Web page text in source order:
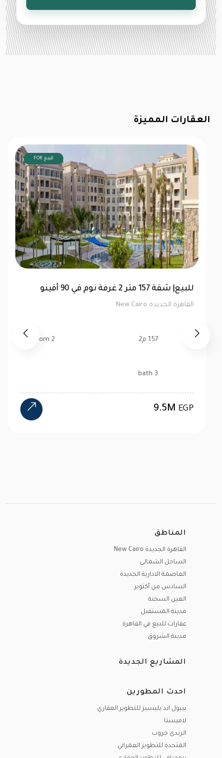
العقارات المميزة
FOR للبيع
توين هاوس 520 متر للبيع في ماونتن فيو هايد
بارك | كاش
المناطق
القاهرة الجديدة New Cairo
الساحل الشمالى
العاصمة الادارية الجديدة
السادس من أكتوبر
العين السخنة
مدينة المستقبل
عقارات للبيع في القاهرة
مدينة الشروق
المشاريع الجديدة
احدث المطورين
بيبول اند بليسيز للتطوير العقاري
لافيستا
الريدى جروب
المتحدة للتطوير العمراني